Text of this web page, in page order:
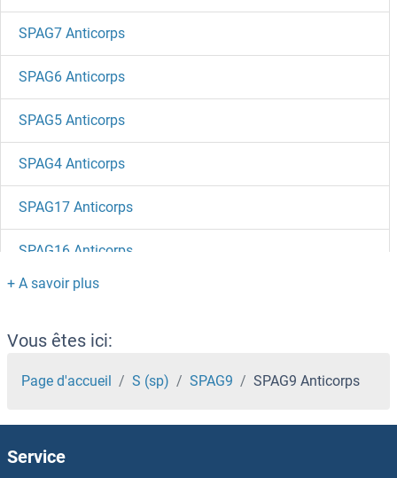
SPAG7 Anticorps
SPAG6 Anticorps
SPAG5 Anticorps
SPAG4 Anticorps
SPAG17 Anticorps
SPAG16 Anticorps
SPAG11B Anticorps
SPAG11A Anticorps
SPAG1 Anticorps
SPACA4 Anticorps
SPACA3 Anticorps
Vous êtes ici:
Page d'accueil S (sp) SPAG9 SPAG9 Anticorps
Service